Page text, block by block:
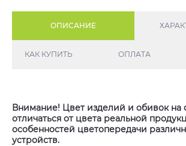
ОПИСАНИЕ
КАК КУПИТЬ ОПЛАТА
Внимание! Цвет изделий и обивок на
отличаться от цвета реальной
особенностей цветопередачи
устройств.